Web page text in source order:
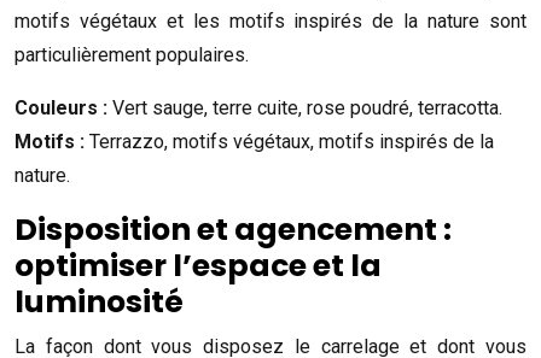
motifs végétaux et les motifs inspirés de la nature sont
particulièrement populaires.
Couleurs : Vert sauge, terre cuite, rose poudré, terracotta.
Motifs : Terrazzo, motifs végétaux, motifs inspirés de la
nature.
Disposition et agencement :
optimiser l’espace et la
luminosité
La façon dont vous disposez le carrelage et dont vous